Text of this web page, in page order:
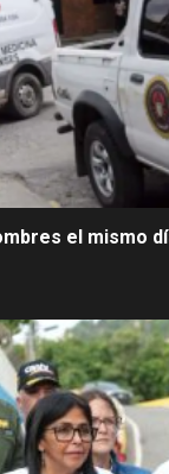
el mismo